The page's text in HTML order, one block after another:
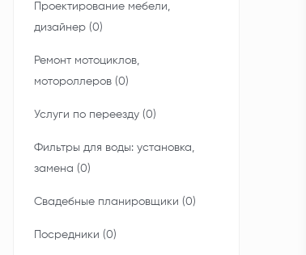
Проектирование мебели,
дизайнер (0)
Ремонт мотоциклов,
мотороллеров (0)
Услуги по переезду (0)
Фильтры для воды: установка,
замена (0)
Свадебные планировщики (0)
Посредники (0)